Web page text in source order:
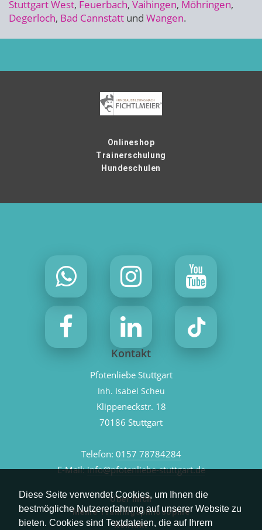
Diese Seite verwendet Cookies, um Ihnen die
bestmögliche Nutzererfahrung auf unserer Website zu
bieten. Cookies sind Textdateien, die auf Ihrem
Stuttgart West, Feuerbach, Vaihingen, Möhringen,
Degerloch, Bad Cannstatt und Wangen.
Onlineshop
Trainerschulung
Hundeschulen
Kontakt
Pfotenliebe Stuttgart
Inh. Isabel Scheu
Klippeneckstr. 18
70186 Stuttgart
Telefon: 0157 78784284
E-Mail:info@pfotenliebe-stuttgart.de
Über mich
Meine Trainingsphilosophie
Kontakt